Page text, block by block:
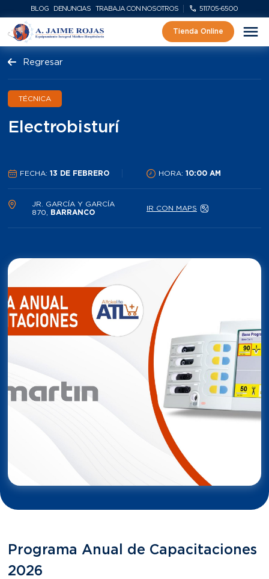
BLOG DENUNCIAS TRABAJA CON NOSOTROS 511705-6500
Tienda Online
Regresar
TÉCNICA
Electrobisturí
FECHA:13 DE FEBRERO HORA: 10:00 AM
JR. GARCÍA Y GARCÍA
870,
BARRANCO
IR CON MAPS
Programa Anual de Capacitaciones
2026